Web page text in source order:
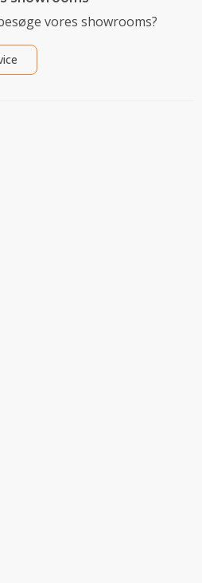
vores showrooms?